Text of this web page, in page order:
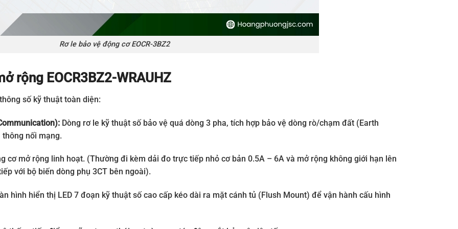
Rơ le bảo vệ động cơ EOCR-3BZ2
rộng EOCR3BZ2-WRAUHZ
số kỹ thuật toàn diện:
Dòng rơ le kỹ thuật số bảo vệ quá dòng 3 pha, tích hợp bảo vệ dòng rò/chạm đất (Earth
nối mạng.
cơ mở rộng linh hoạt. (Thường đi kèm dải đo trực tiếp nhỏ cơ bản 0.5A – 6A và mở rộng không giới hạn lên
với bộ biến dòng phụ 3CT bên ngoài).
hình hiển thị LED 7 đoạn kỹ thuật số cao cấp kéo dài ra mặt cánh tủ (Flush Mount) để vận hành cấu hình